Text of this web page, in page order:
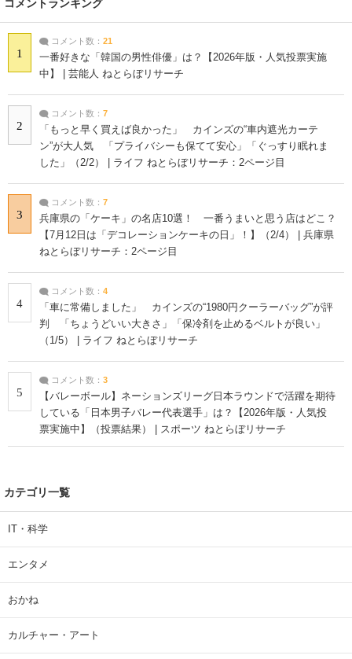
コメントランキング
1
コメント数： 21
一番好きな「韓国の男性俳優」は？【2026年版・人気投票実施
中】 | 芸能人 ねとらぼリサーチ
2
コメント数： 7
「もっと早く買えば良かった」 カインズの“車内遮光カーテ
ン”が大人気 「プライバシーも保てて安心」「ぐっすり眠れま
した」（2/2） | ライフ ねとらぼリサーチ：2ページ目
3
コメント数： 7
兵庫県の「ケーキ」の名店10選！ 一番うまいと思う店はどこ？
【7月12日は「デコレーションケーキの日」！】（2/4） | 兵庫県
ねとらぼリサーチ：2ページ目
4
コメント数： 4
「車に常備しました」 カインズの“1980円クーラーバッグ”が評
判 「ちょうどいい大きさ」「保冷剤を止めるベルトが良い」
（1/5） | ライフ ねとらぼリサーチ
5
コメント数： 3
【バレーボール】ネーションズリーグ日本ラウンドで活躍を期待
している「日本男子バレー代表選手」は？【2026年版・人気投
票実施中】（投票結果） | スポーツ ねとらぼリサーチ
カテゴリ一覧
IT・科学
エンタメ
おかね
カルチャー・アート